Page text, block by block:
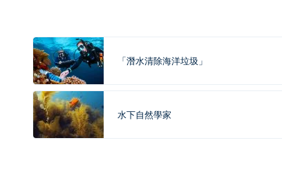
「潛水清除海洋垃圾」
水下自然學家